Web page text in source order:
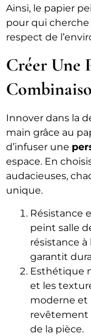
Ainsi, le papier
pour qui
respect de
Créer Une
Innover dans la
main grâce au
d’infuser une
espace. En
audacieuses,
unique.
Résistance
peint salle
résistance à
garantit
Esthétique
et les
moderne et
revêtement
de la pièce.